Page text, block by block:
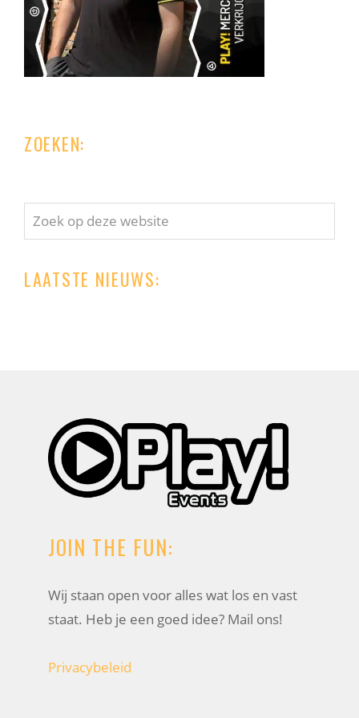
ZOEKEN:
Zoek
op
website
LAATSTE NIEUWS:
JOIN THE FUN:
Wij staan open voor alles wat los en vast
staat. Heb je een goed idee? Mail ons!
Privacybeleid